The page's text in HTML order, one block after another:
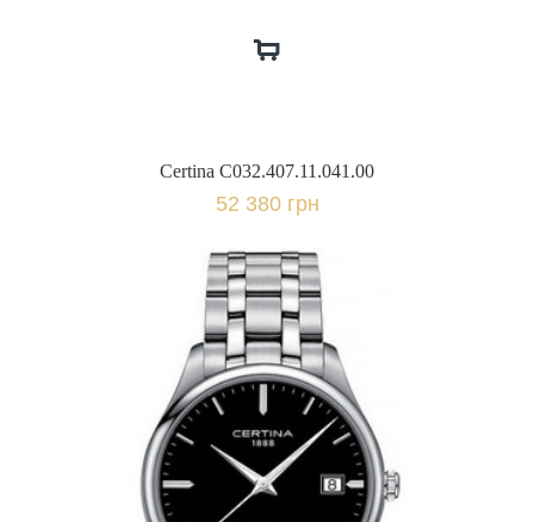
Certina C032.407.11.041.00
52 380 грн